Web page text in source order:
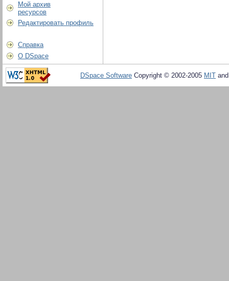
Мой архив
ресурсов
Редактировать профиль
Справка
О DSpace
DSpace Software Copyright © 2002-2005 MIT